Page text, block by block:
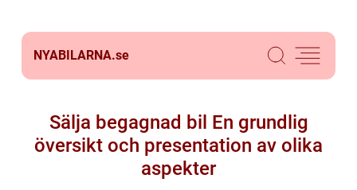
NYABILARNA.se
Sälja begagnad bil En grundlig
översikt och presentation av olika
aspekter